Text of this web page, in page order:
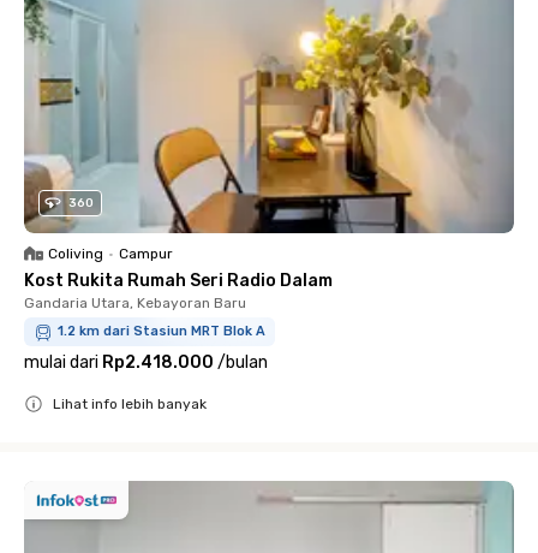
360
Coliving • Campur
Kost Rukita Rumah Seri Radio Dalam
Gandaria Utara, Kebayoran Baru
1.2 km dari Stasiun MRT Blok A
mulai dari Rp2.418.000 /bulan
Lihat info lebih banyak